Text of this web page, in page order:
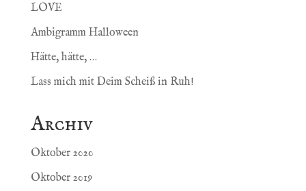
LOVE
Ambigramm Halloween
Hätte, hätte, …
Lass mich mit Deim Scheiß in Ruh!
Archiv
Oktober 2020
Oktober 2019